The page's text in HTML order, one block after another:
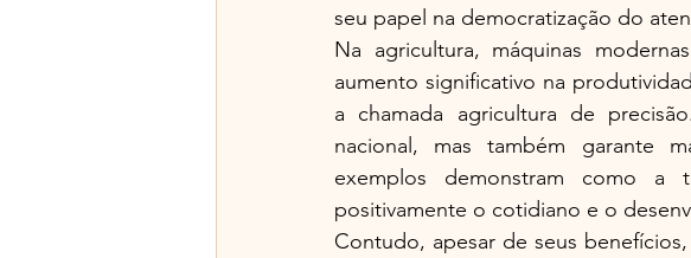
seu papel na democratização do
Na agricultura, máquinas
aumento significativo na
a chamada agricultura de
nacional, mas também garante
exemplos demonstram como a
positivamente o cotidiano e o
Contudo, apesar de seus